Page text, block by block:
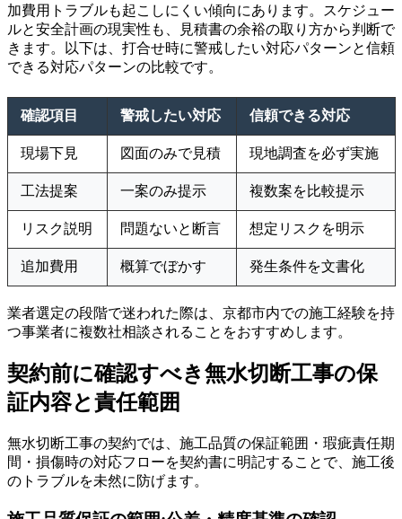
加費用トラブルも起こしにくい傾向にあります。スケジュー
ルと安全計画の現実性も、見積書の余裕の取り方から判断で
きます。以下は、打合せ時に警戒したい対応パターンと信頼
できる対応パターンの比較です。
確認項目 警戒したい対応 信頼できる対応
現場下見 図面のみで見積 現地調査を必ず実施
工法提案 一案のみ提示 複数案を比較提示
リスク説明 問題ないと断言 想定リスクを明示
追加費用 概算でぼかす 発生条件を文書化
業者選定の段階で迷われた際は、京都市内での施工経験を持
つ事業者に複数社相談されることをおすすめします。
契約前に確認すべき無水切断工事の保
証内容と責任範囲
無水切断工事の契約では、施工品質の保証範囲・瑕疵責任期
間・損傷時の対応フローを契約書に明記することで、施工後
のトラブルを未然に防げます。